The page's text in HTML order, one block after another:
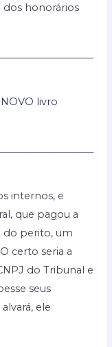
dos honorários
livro
internos, e
que pagou a
do perito, um
certo seria a
do Tribunal e
seus
ele